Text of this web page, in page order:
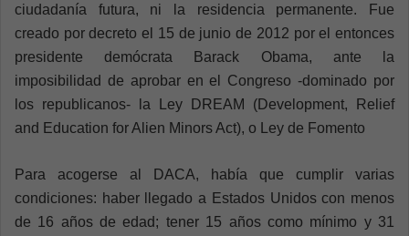
ciudadanía futura, ni la residencia permanente. Fue
creado por decreto el 15 de junio de 2012 por el entonces
presidente demócrata Barack Obama, ante la
imposibilidad de aprobar en el Congreso -dominado por
los republicanos- la Ley DREAM (Development, Relief
and Education for Alien Minors Act), o Ley de Fomento
Para acogerse al DACA, había que cumplir varias
condiciones: haber llegado a Estados Unidos con menos
de 16 años de edad; tener 15 años como mínimo y 31